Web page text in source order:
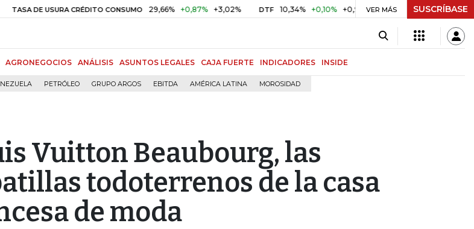
DE USURA CRÉDITO CONSUMO 29,66% +0,87% +3,02% DTF 10,34% +0,10% +0,98% UVR $ 416,86 +$ 0,05 +0,01%
VER MÁS SUSCRÍBASE
AGRONEGOCIOS ANÁLISIS ASUNTOS LEGALES CAJA FUERTE INDICADORES INSIDE
PETRÓLEO GRUPO ARGOS EBITDA AMÉRICA LATINA MOROSIDAD
Vuitton Beaubourg, las
todoterrenos de la casa
de moda